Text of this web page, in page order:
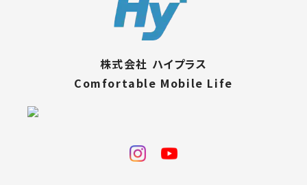
株式会社 ハイプラス
Comfortable Mobile Life